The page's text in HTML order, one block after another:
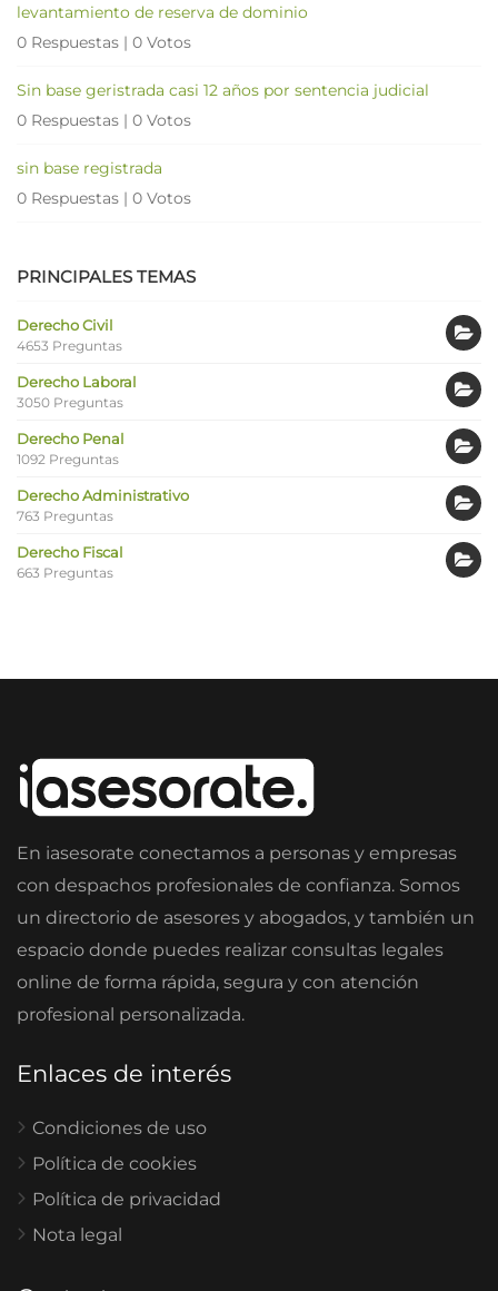
levantamiento de reserva de dominio
0 Respuestas | 0 Votos
Sin base geristrada casi 12 años por sentencia judicial
0 Respuestas | 0 Votos
sin base registrada
0 Respuestas | 0 Votos
PRINCIPALES TEMAS
Derecho Civil
4653 Preguntas
Derecho Laboral
3050 Preguntas
Derecho Penal
1092 Preguntas
Derecho Administrativo
763 Preguntas
Derecho Fiscal
663 Preguntas
En iasesorate conectamos a personas y empresas
con despachos profesionales de confianza. Somos
un directorio de asesores y abogados, y también un
espacio donde puedes realizar consultas legales
online de forma rápida, segura y con atención
profesional personalizada.
Enlaces de interés
Condiciones de uso
Política de cookies
Política de privacidad
Nota legal